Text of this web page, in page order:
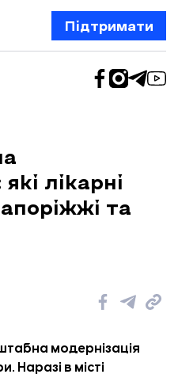
Підтримати
лікарні
та
модернізація
Наразі в місті